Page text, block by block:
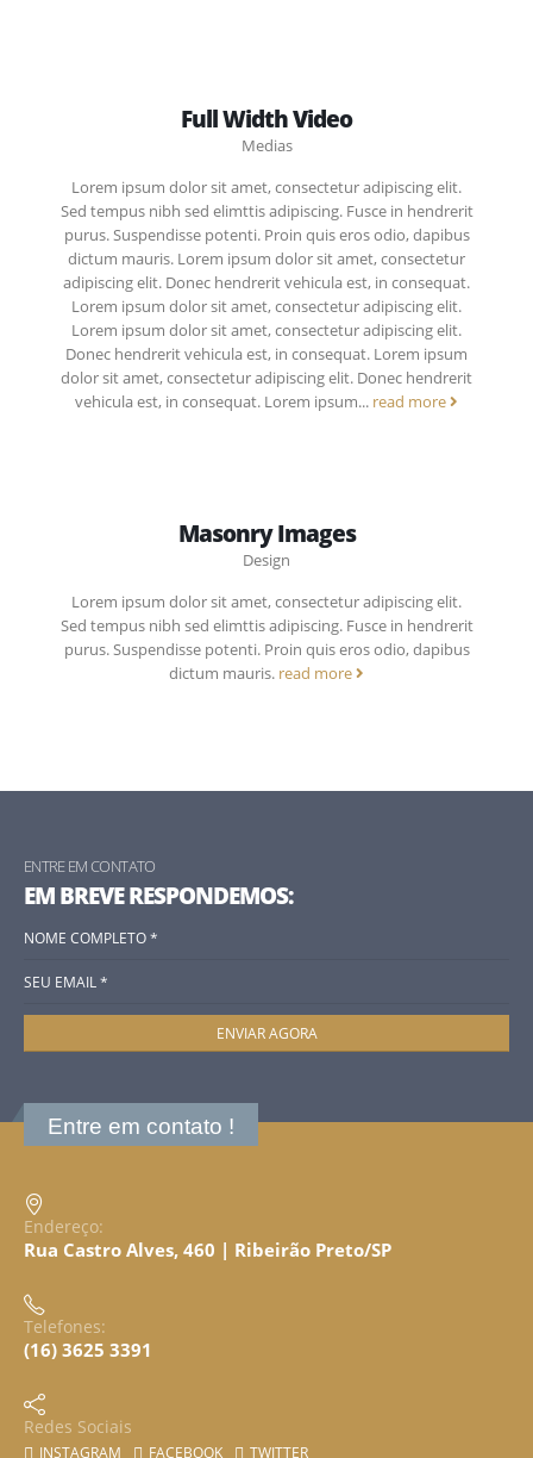
Full Width Video
Medias
Lorem ipsum dolor sit amet, consectetur adipiscing elit.
Sed tempus nibh sed elimttis adipiscing. Fusce in hendrerit
purus. Suspendisse potenti. Proin quis eros odio, dapibus
dictum mauris. Lorem ipsum dolor sit amet, consectetur
adipiscing elit. Donec hendrerit vehicula est, in consequat.
Lorem ipsum dolor sit amet, consectetur adipiscing elit.
Lorem ipsum dolor sit amet, consectetur adipiscing elit.
Donec hendrerit vehicula est, in consequat. Lorem ipsum
dolor sit amet, consectetur adipiscing elit. Donec hendrerit
vehicula est, in consequat. Lorem ipsum... read more
Masonry Images
Design
Lorem ipsum dolor sit amet, consectetur adipiscing elit.
Sed tempus nibh sed elimttis adipiscing. Fusce in hendrerit
purus. Suspendisse potenti. Proin quis eros odio, dapibus
dictum mauris. read more
ENTRE EM CONTATO
EM BREVE RESPONDEMOS:
Entre em contato !
Endereço:
Rua Castro Alves, 460 | Ribeirão Preto/SP
Telefones:
(16) 3625 3391
Redes Sociais
INSTAGRAM FACEBOOK TWITTER